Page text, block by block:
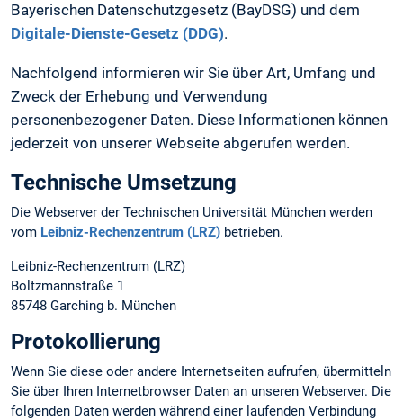
Bayerischen Datenschutzgesetz (BayDSG) und dem
Digitale-Dienste-Gesetz (DDG).
Nachfolgend informieren wir Sie über Art, Umfang und
Zweck der Erhebung und Verwendung
personenbezogener Daten. Diese Informationen können
jederzeit von unserer Webseite abgerufen werden.
Technische Umsetzung
Die Webserver der Technischen Universität München werden
vom Leibniz-Rechenzentrum (LRZ) betrieben.
Leibniz-Rechenzentrum (LRZ)
Boltzmannstraße 1
85748 Garching b. München
Protokollierung
Wenn Sie diese oder andere Internetseiten aufrufen, übermitteln
Sie über Ihren Internetbrowser Daten an unseren Webserver. Die
folgenden Daten werden während einer laufenden Verbindung